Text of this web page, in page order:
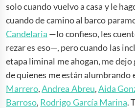
solo cuando vuelvo a casa y le
cuando de camino al barco
Candelaria —lo confieso, les
rezar es eso—, pero cuando las
etapa liminal me ahogan, me
de quienes me están alumbrando
Marrero,Andrea Abreu,Aida
Barroso, Rodrigo García Marina.